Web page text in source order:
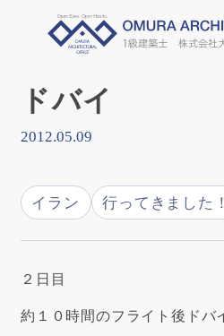
ドバイ
2012.05.09
イラン 行ってきました！
２日目
約１０時間のフライト後ドバ